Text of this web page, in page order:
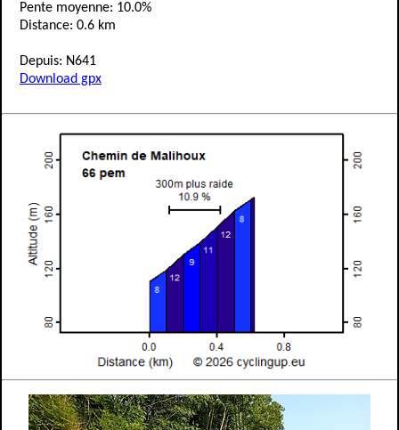
Pente moyenne: 10.0%
Distance: 0.6 km
Depuis: N641
Download gpx